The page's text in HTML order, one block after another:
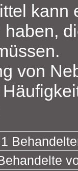
kann
von